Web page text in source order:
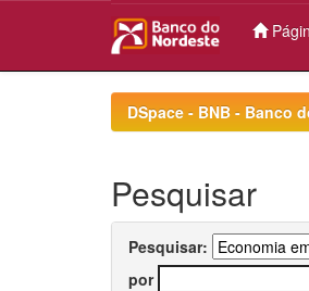
DSpace - BNB - Banco
Pesquisar
Pesquisar:
por